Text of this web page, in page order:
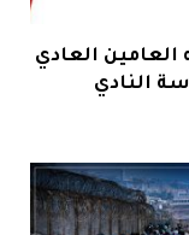
العادي
النادي